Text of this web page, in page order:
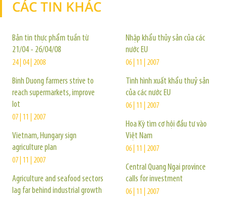
CÁC TIN KHÁC
Bản tin thực phẩm tuần từ
21/04 - 26/04/08
24 | 04 | 2008
Binh Duong farmers strive to
reach supermarkets, improve
lot
07 | 11 | 2007
Vietnam, Hungary sign
agriculture plan
07 | 11 | 2007
Agriculture and seafood sectors
lag far behind industrial growth
Nhập khẩu thủy sản của các
nước EU
06 | 11 | 2007
Tình hình xuất khẩu thuỷ sản
của các nước EU
06 | 11 | 2007
Hoa Kỳ tìm cơ hội đầu tư vào
Việt Nam
06 | 11 | 2007
Central Quang Ngai province
calls for investment
06 | 11 | 2007